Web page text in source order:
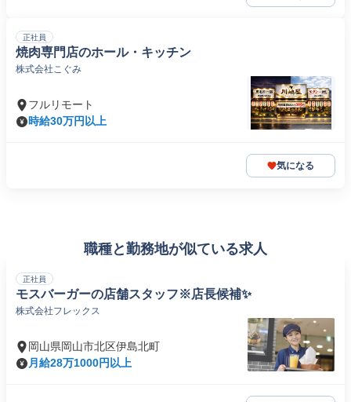
正社員
焼肉専門店のホール・キッチン
株式会社こぐみ
フルリモート
時給30万円以上
気になる
職種と勤務地が似ている求人
正社員
モスバーガーの店舗スタッフ※店長候補✨
株式会社フレックス
岡山県岡山市北区伊島北町
月給28万1000円以上